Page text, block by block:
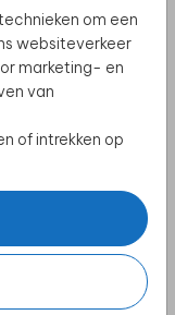
om een
websiteverkeer
marketing- en
van
of intrekken op
REISTROLLEY